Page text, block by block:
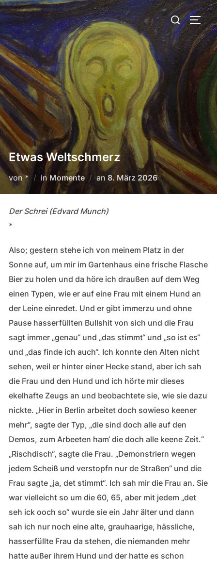
Zum
Inhalt
springen
Suchen
nach:
Etwas Weltschmerz
von* in Momente an Veröffentlicht
am
8. März 2026
Der Schrei (Edvard Munch)
*
Also; gestern stehe ich von meinem Platz in der
Sonne auf, um mir im Gartenhaus eine frische Flasche
Bier zu holen und da höre ich draußen auf dem Weg
einen Typen, wie er auf eine Frau mit einem Hund an
der Leine einredet. Und er gibt immerzu und ohne
Pause hasserfüllten Bullshit von sich und die Frau
sagt immer „genau“ und „das stimmt“ und „so ist es“
und „das finde ich auch“. Ich konnte den Alten nicht
sehen, weil er hinter einer Hecke stand, aber ich sah
die Frau und den Hund und ich hörte mir dieses
ekelhafte Zeugs an und beobachtete sie, wie sie dazu
nickte. „Hier in Berlin arbeitet doch sowieso keener
mehr“, sagte der Typ, „die sind doch alle auf den
Demos, zum Arbeeten ham‘ die doch alle keene Zeit.“
„Rischdisch“, sagte die Frau. „Demonstriern wegen
jedem Scheiß und verstopfn nur de Straßen“ und die
Frau sagte „ja, det stimmt“. Ich sah mir die Frau an. Sie
war vielleicht so um die 60, 65, aber mit jedem „det
seh ick ooch so“ wurde sie ein Jahr älter und dann
sah ich nur noch eine alte, grauhaarige, hässliche,
hasserfüllte Frau da stehen, die niemanden mehr
hatte außer ihrem Hund und der hatte es schon